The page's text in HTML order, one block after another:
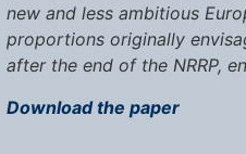
new and less ambitious
proportions originally
after the end of the NRRP,
Download the paper